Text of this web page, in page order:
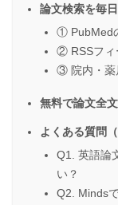
論文検索を毎
① PubMed
② RSSフィ
③ 院内・薬
無料で論文全
よくある質問（
Q1. 英語論
い？
Q2. Minds